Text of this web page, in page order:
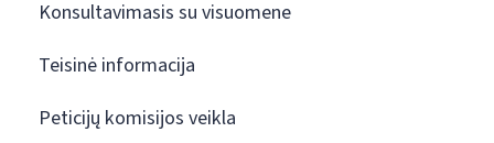
Konsultavimasis su visuomene
Teisinė informacija
Peticijų komisijos veikla